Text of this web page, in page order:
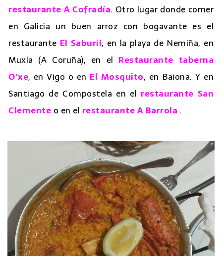
restaurante A Cofradía. Otro lugar donde comer
en Galicia un buen arroz con bogavante es el
restaurante El Saburil, en la playa de Nemiña, en
Muxía (A Coruña), en el Restaurante taberna
O’xe, en Vigo o en El Mosquito, en Baiona. Y en
Santiago de Compostela en el restaurante San
Clemente o en el restaurante A Barrola .